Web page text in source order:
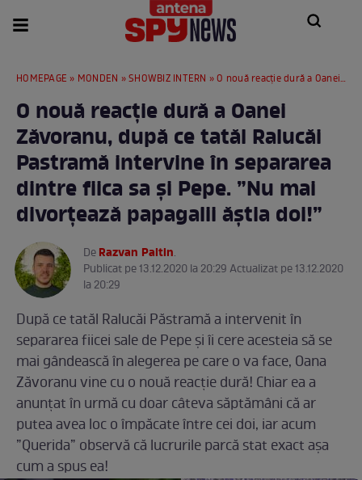
HOMEPAGE » MONDEN »SHOWBIZ INTERN » O nouă reacție dură a Oanei Zăvoranu, după ce tatăl Ralucăi Pastramă intervine în separarea dintre fiica sa și Pepe. ”Nu mai divorțează papagalii ăștia doi!”
O nouă reacție dură a Oanei
Zăvoranu, după ce tatăl Ralucăi
Pastramă intervine în separarea
dintre fiica sa și Pepe. ”Nu mai
divorțează papagalii ăștia doi!”
DeRazvan Paltin.
Publicat pe 13.12.2020 la 20:29 Actualizat pe 13.12.2020
la 20:29
După ce tatăl Ralucăi Păstramă a intervenit în
separarea fiicei sale de Pepe și îi cere acesteia să se
mai gândească în alegerea pe care o va face, Oana
Zăvoranu vine cu o nouă reacție dură! Chiar ea a
anunțat în urmă cu doar câteva săptămâni că ar
putea avea loc o împăcate între cei doi, iar acum
”Querida” observă că lucrurile parcă stat exact așa
cum a spus ea!